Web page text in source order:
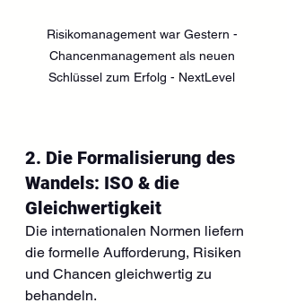
Risikomanagement war Gestern -
Chancenmanagement als neuen
Schlüssel zum Erfolg - NextLevel
2. Die Formalisierung des
Wandels: ISO & die
Gleichwertigkeit
Die internationalen Normen liefern
die formelle Aufforderung, Risiken
und Chancen gleichwertig zu
behandeln.